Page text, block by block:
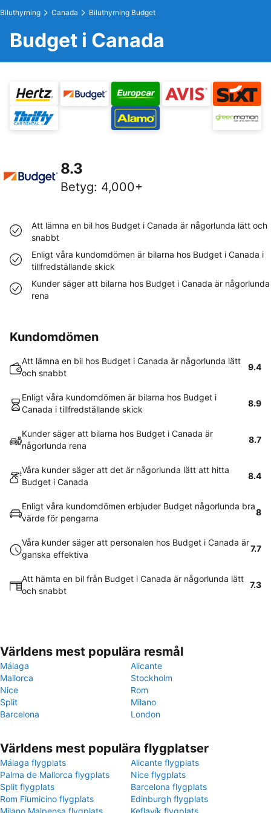
Biluthyrning Canada Biluthyrning Budget
Budget i Canada
8.3
Betyg: 4,000+
Att lämna en bil hos Budget i Canada är någorlunda lätt och
snabbt
Enligt våra kundomdömen är bilarna hos Budget i Canada i
tillfredställande skick
Kunder säger att bilarna hos Budget i Canada är någorlunda
rena
Kundomdömen
Att lämna en bil hos Budget i Canada är någorlunda lätt
och snabbt
9.4
Enligt våra kundomdömen är bilarna hos Budget i
Canada i tillfredställande skick
8.9
Kunder säger att bilarna hos Budget i Canada är
någorlunda rena
8.7
Våra kunder säger att det är någorlunda lätt att hitta
Budget i Canada
8.4
Enligt våra kundomdömen erbjuder Budget någorlunda bra
värde för pengarna
8
Våra kunder säger att personalen hos Budget i Canada är
ganska effektiva
7.7
Att hämta en bil från Budget i Canada är någorlunda lätt
och snabbt
7.3
Världens mest populära resmål
Málaga
Alicante
Mallorca
Stockholm
Nice
Rom
Split
Milano
Barcelona
London
Världens mest populära flygplatser
Málaga flygplats
Alicante flygplats
Palma de Mallorca flygplats
Nice flygplats
Split flygplats
Barcelona flygplats
Rom Fiumicino flygplats
Edinburgh flygplats
Milano Malpensa flygplats
Keflavík flygplats